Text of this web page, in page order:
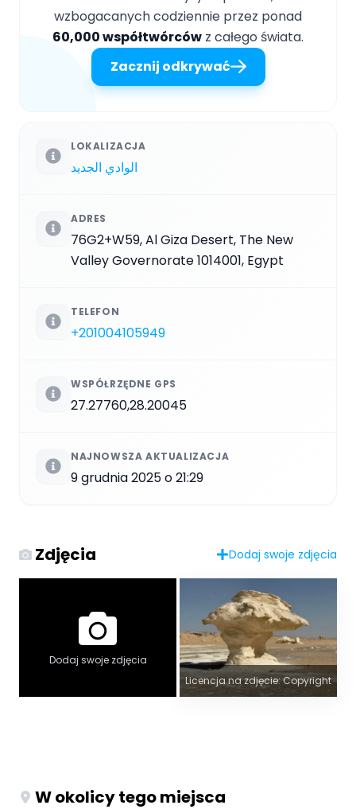
wzbogacanych codziennie przez ponad
60,000 współtwórców z całego świata.
Zacznij odkrywać
LOKALIZACJA
الوادي الجديد
ADRES
76G2+W59, Al Giza Desert, The New
Valley Governorate 1014001, Egypt
TELEFON
+201004105949
WSPÓŁRZĘDNE GPS
27.27760,28.20045
NAJNOWSZA AKTUALIZACJA
9 grudnia 2025 o 21:29
Zdjęcia Dodaj swoje zdjęcia
Dodaj swoje zdjęcia
Licencja na zdjęcie: Copyright
W okolicy tego miejsca